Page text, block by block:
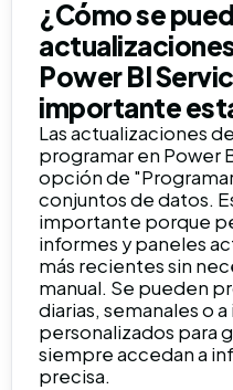
¿Cómo se
Power BI
importante
Las actualizaciones
programar en Power
opción de
conjuntos de datos.
importante porque
informes y paneles
más recientes sin
manual. Se pueden
diarias, semanales o
personalizados para
siempre accedan a
precisa.